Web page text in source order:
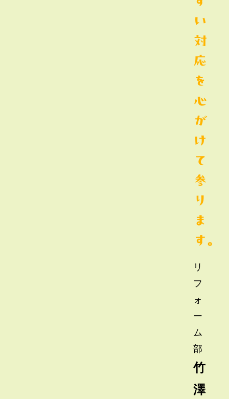
い
対
応
を
心
が
け
て
参
り
ま
す。
リ
フ
ォ
ー
ム
部
竹
澤